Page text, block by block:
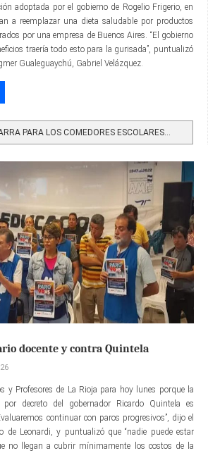
adoptada por el gobierno de Rogelio Frigerio, en
a reemplazar una dieta saludable por productos
por una empresa de Buenos Aires. “El gobierno
traería todo esto para la gurisada”, puntualizó
Gualeguaychú, Gabriel Velázquez.
PARA LOS COMEDORES ESCOLARES...
docente y contra Quintela
y Profesores de La Rioja para hoy lunes porque la
por decreto del gobernador Ricardo Quintela es
continuar con paros progresivos”, dijo el
de Leonardi, y puntualizó que “nadie puede estar
no llegan a cubrir mínimamente los costos de la